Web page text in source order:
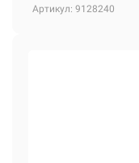
Артикул: 9128240